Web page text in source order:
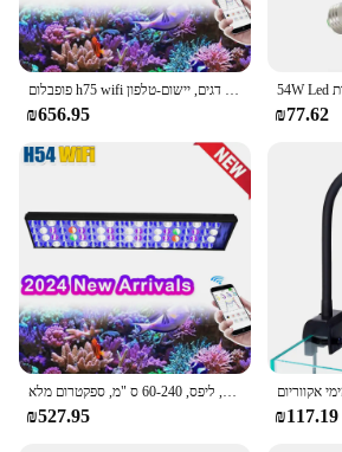
₪656.95 ₪77.62
₪527.95 ₪117.19